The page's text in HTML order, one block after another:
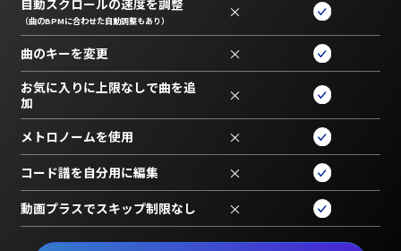
自動スクロールの速度を調整
（曲のBPMに合わせた自動調整もあり） ×
曲のキーを変更 ×
お気に入りに上限なしで曲を追
加
×
メトロノームを使用 ×
コード譜を自分用に編集 ×
動画プラスでスキップ制限なし ×